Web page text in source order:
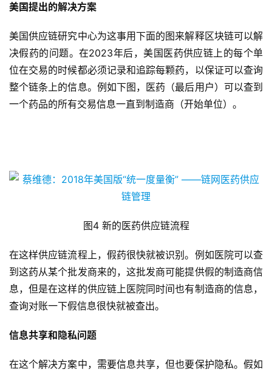
美国提出的解决方案
美国供应链研究中心为这事用下面的图来解释区块链可以解
决假药的问题。在2023年后，美国医药供应链上的每个单
位在交易的时候都必须记录和追踪每颗药，以保证可以查询
整个链条上的信息。例如下图，医药（最后用户）可以查到
一个药品的所有交易信息一直到制造商（开始单位）。
图4 新的医药供应链流程
在这样供应链流程上，假药很快就被识别。例如医院可以查
到这药从某个批发商来的，这批发商可能提供假的制造商信
息，但是在这样的供应链上医院同时间也有制造商的信息，
查询对账一下假信息很快就被查出。
信息共享和隐私问题
在这个解决方案中，需要信息共享，但也要保护隐私。假如